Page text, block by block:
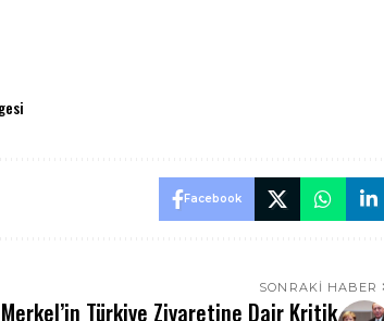
Facebook
SONRAKI HABER
Merkel’in Türkiye Ziyaretine Dair Kritik